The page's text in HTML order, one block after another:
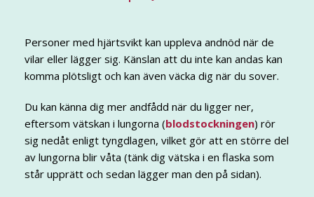
Personer med hjärtsvikt kan uppleva andnöd när de
vilar eller lägger sig. Känslan att du inte kan andas kan
komma plötsligt och kan även väcka dig när du sover.
Du kan känna dig mer andfådd när du ligger ner,
eftersom vätskan i lungorna (blodstockningen) rör
sig nedåt enligt tyngdlagen, vilket gör att en större del
av lungorna blir våta (tänk dig vätska i en flaska som
står upprätt och sedan lägger man den på sidan).